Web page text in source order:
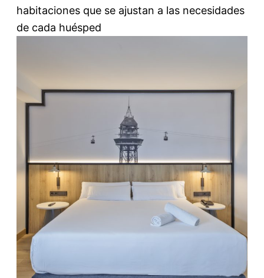
habitaciones que se ajustan a las necesidades
de cada huésped